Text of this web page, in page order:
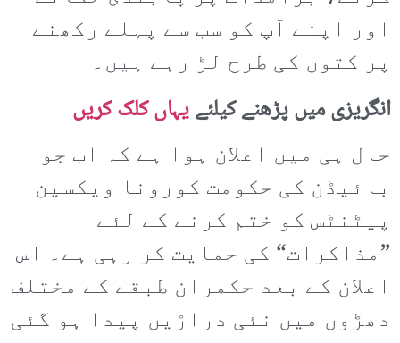
اور اپنے آپ کو سب سے پہلے رکھنے
پر کتوں کی طرح لڑ رہے ہیں۔
انگریزی میں پڑھنے کیلئےیہاں کلک کریں
حال ہی میں اعلان ہوا ہے کہ اب جو
بائیڈن کی حکومت کورونا ویکسین
پیٹنٹس کو ختم کرنے کے لئے
”مذاکرات“ کی حمایت کر رہی ہے۔ اس
اعلان کے بعد حکمران طبقے کے مختلف
دھڑوں میں نئی دراڑیں پیدا ہو گئی